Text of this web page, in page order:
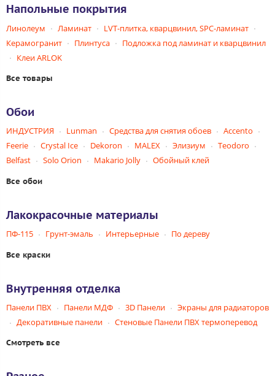
Напольные покрытия
Линолеум Ламинат
LVT-плитка, кварцвинил, SPC-ламинат
Керамогранит
Плинтуса
Подложка под ламинат и кварцвинил
Клеи ARLOK
Все товары
Обои
ИНДУСТРИЯ Lunman Средства для снятия обоев
Accento
Feerie
Crystal Ice Dekoron MALEX Элизиум
Teodoro
Belfast
Solo Orion Makario Jolly Обойный клей
Все обои
Лакокрасочные материалы
ПФ-115 Грунт-эмаль Интерьерные По дереву
Все краски
Внутренняя отделка
Панели ПВХ Панели МДФ 3D Панели
Экраны для радиаторов
Декоративные панели
Стеновые Панели ПВХ термоперевод
Смотреть все